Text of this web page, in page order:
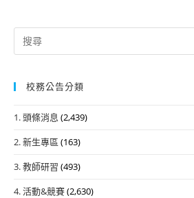
Search
for:
校務公告分類
1. 頭條消息 (2,439)
2. 新生專區 (163)
3. 教師研習 (493)
4. 活動&競賽(2,630)